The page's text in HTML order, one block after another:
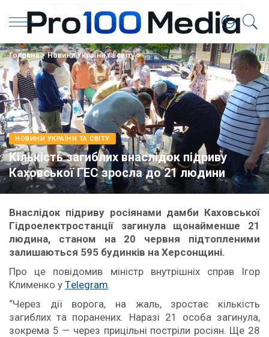
Головна>Новини України та світу>
НОВИНИ УКРАЇНИ ТА СВІТУ
Кількість загиблих внаслідок підриву
Каховської ГЕС зросла до 21 людини
Внаслідок підриву росіянами дамби Каховської
Гідроелектростанції загинула щонайменше 21
людина, станом на 20 червня підтопленими
залишаються 595 будинків на Херсонщині.
Про це повідомив міністр внутрішніх справ Ігор
Клименко у Тelegram.
“Через дії ворога, на жаль, зростає кількість
загиблих та поранених. Наразі 21 особа загинула,
зокрема 5 — через прицільні постріли росіян. Ще 28